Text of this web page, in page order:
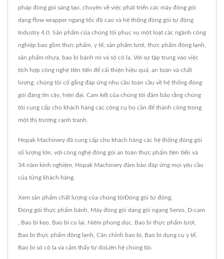
pháp đóng gói sáng tạo, chuyên về việc phát triển các máy đóng gói
dạng flow wrapper ngang tốc độ cao và hệ thống đóng gói tự động
Industry 4.0. Sản phẩm của chúng tôi phục vụ một loạt các ngành công
nghiệp bao gồm thực phẩm, y tế, sản phẩm tươi, thực phẩm đóng lạnh,
sản phẩm nhựa, bao bì bánh mì và sô cô la. Với sự tập trung vào việc
tích hợp công nghệ tiên tiến để cải thiện hiệu quả, an toàn và chất
lượng, chúng tôi cố gắng đáp ứng nhu cầu toàn cầu về hệ thống đóng
gói đáng tin cậy, hiện đại. Cam kết của chúng tôi đảm bảo rằng chúng
tôi cung cấp cho khách hàng các công cụ họ cần để thành công trong
một thị trường cạnh tranh.
Hopak Machinery đã cung cấp cho khách hàng các hệ thống đóng gói
số lượng lớn, với công nghệ đóng gói an toàn thực phẩm tiên tiến và
34 năm kinh nghiệm, Hopak Machinery đảm bảo đáp ứng mọi yêu cầu
của từng khách hàng.
Xem sản phẩm chất lượng của chúng tôiĐóng gói tự động
Đóng gói thực phẩm bánh Máy đóng gói dạng gói ngang Servo D-cam
Bao bì kẹo Bao bì co lại Niêm phong dọc Bao bì thực phẩm tươi
Bao bì thực phẩm đông lạnh Căn chỉnh bao bì Bao bì dụng cụ y tế,
Bao bì sô cô la và cảm thấy tự doLiên hệ chúng tôi